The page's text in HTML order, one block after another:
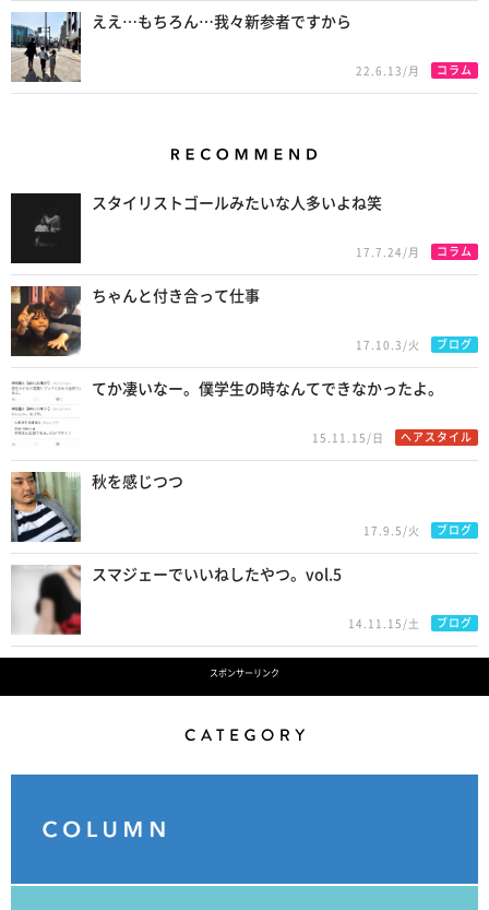
ええ…もちろん…我々新参者ですから
22.6.13/月 コラム
スタイリストゴールみたいな人多いよね笑
17.7.24/月 コラム
ちゃんと付き合って仕事
17.10.3/火 ブログ
てか凄いなー。僕学生の時なんてできなかったよ。
15.11.15/日 ヘアスタイル
秋を感じつつ
17.9.5/火 ブログ
スマジェーでいいねしたやつ。vol.5
14.11.15/土 ブログ
スポンサーリンク